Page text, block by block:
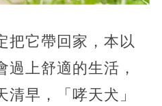
把它帶回家，本以
過上舒適的生活，
早，「哮天犬」